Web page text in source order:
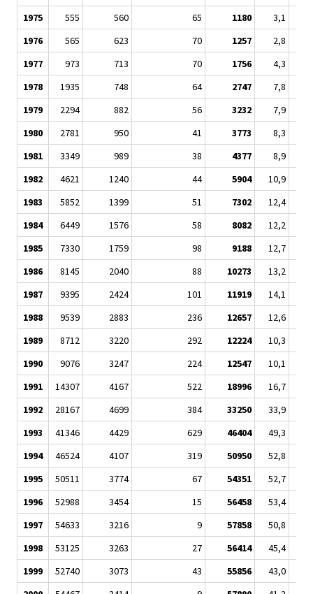
1975 555 560 65 1180
3,1
1976
565 623 70 1257
2,8
1977
973 713 70 1756
4,3
1978
1935 748 64 2747
7,8
1979
2294 882 56 3232
7,9
1980
2781 950 41 3773
8,3
1981
3349 989 38 4377
8,9
1982
4621 1240 44 5904
10,9
1983
5852 1399 51 7302
12,4
1984
6449 1576 58 8082
12,2
1985
7330 1759 98 9188
12,7
1986
8145 2040 88 10273
13,2
1987
9395 2424 101 11919
14,1
1988
9539 2883 236 12657
12,6
1989
8712 3220 292 12224
10,3
1990
9076 3247 224 12547
10,1
1991
14307 4167 522 18996
16,7
1992
28167 4699 384 33250
33,9
1993
41346 4429 629 46404
49,3
1994
46524 4107 319 50950
52,8
1995
50511 3774 67 54351
52,7
1996
52988 3454 15 56458
53,4
1997
54633 3216 9 57858
50,8
1998
53125 3263 27 56414
45,4
1999
52740 3073 43 55856
43,0